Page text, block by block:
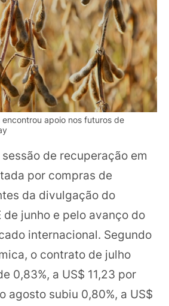
apoio nos futuros de
de recuperação em
por compras de
da divulgação do
de junho e pelo avanço do
internacional. Segundo
o contrato de julho
0,83%, a US$ 11,23 por
agosto subiu 0,80%, a US$